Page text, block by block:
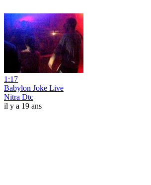
1:17
Babylon Joke Live
Nitra Dtc
il y a 19 ans